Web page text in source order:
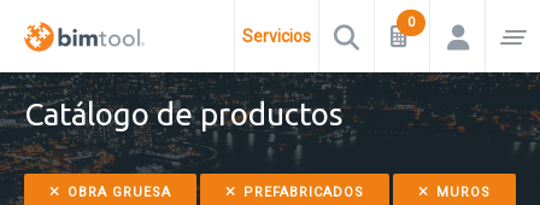
Servicios
Catálogo de productos
OBRA GRUESA PREFABRICADOS MUROS